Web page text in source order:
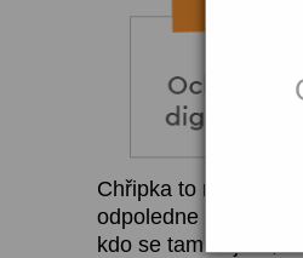
Chřipka to naštěstí
odpoledne pro
kdo se tam objevil,